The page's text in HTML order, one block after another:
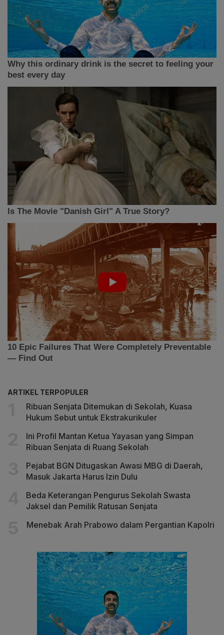
ARTIKEL TERPOPULER
Ribuan Senjata Ditemukan di Sekolah, Kuasa
Hukum Sebut untuk Ekstrakurikuler
Ini Profil Mantan Ketua Yayasan yang Simpan
Ribuan Senjata di Ruang Sekolah
Pejabat BGN Ditugaskan Awasi MBG di Daerah,
Masuk Jakarta Harus Izin Dulu
Beda Keterangan Pengurus Sekolah Swasta
Jaksel dan Pemilik Ratusan Senjata
Menebak Arah Prabowo dalam Pergantian Kapolri